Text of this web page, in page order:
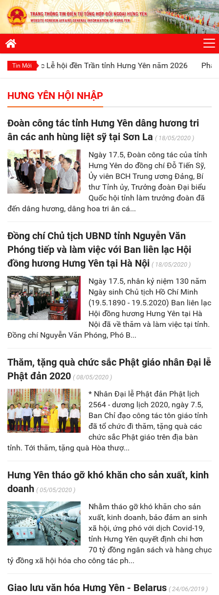
Tin Mới
Lễ hội đền Trần tỉnh Hưng Yên năm 2026 Phát huy
HƯNG YÊN HỘI NHẬP
Đoàn công tác tỉnh Hưng Yên dâng hương tri
ân các anh hùng liệt sỹ tại Sơn La ( 18/05/2020 )
Ngày 17.5, Đoàn công tác của tỉnh
Hưng Yên do đồng chí Đỗ Tiến Sỹ,
Ủy viên BCH Trung ương Đảng, Bí
thư Tỉnh ủy, Trưởng đoàn Đại biểu
Quốc hội tỉnh làm trưởng đoàn đã
đến dâng hương, dâng hoa tri ân cá...
Đồng chí Chủ tịch UBND tỉnh Nguyễn Văn
Phóng tiếp và làm việc với Ban liên lạc Hội
đồng hương Hưng Yên tại Hà Nội ( 18/05/2020 )
Ngày 17.5, nhân kỷ niệm 130 năm
Ngày sinh Chủ tịch Hồ Chí Minh
(19.5.1890 - 19.5.2020) Ban liên lạc
Hội đồng hương Hưng Yên tại Hà
Nội đã về thăm và làm việc tại tỉnh.
Đồng chí Nguyễn Văn Phóng, Phó B...
Thăm, tặng quà chức sắc Phật giáo nhân Đại lễ
Phật đản 2020 ( 08/05/2020 )
* Nhân Đại lễ Phật đản Phật lịch
2564 - dương lịch 2020, ngày 7.5,
Ban Chỉ đạo công tác tôn giáo tỉnh
đã tổ chức đi thăm, tặng quà các
chức sắc Phật giáo trên địa bàn
tỉnh. Tới thăm, tặng quà Hòa thượ...
Hưng Yên tháo gỡ khó khăn cho sản xuất, kinh
doanh ( 05/05/2020 )
Nhằm tháo gỡ khó khăn cho sản
xuất, kinh doanh, bảo đảm an sinh
xã hội, ứng phó với dịch Covid-19,
tỉnh Hưng Yên quyết định chi hơn
70 tỷ đồng ngân sách và hàng chục
tỷ đồng xã hội hóa cho công tác ph...
Giao lưu văn hóa Hưng Yên - Belarus ( 24/06/2019 )